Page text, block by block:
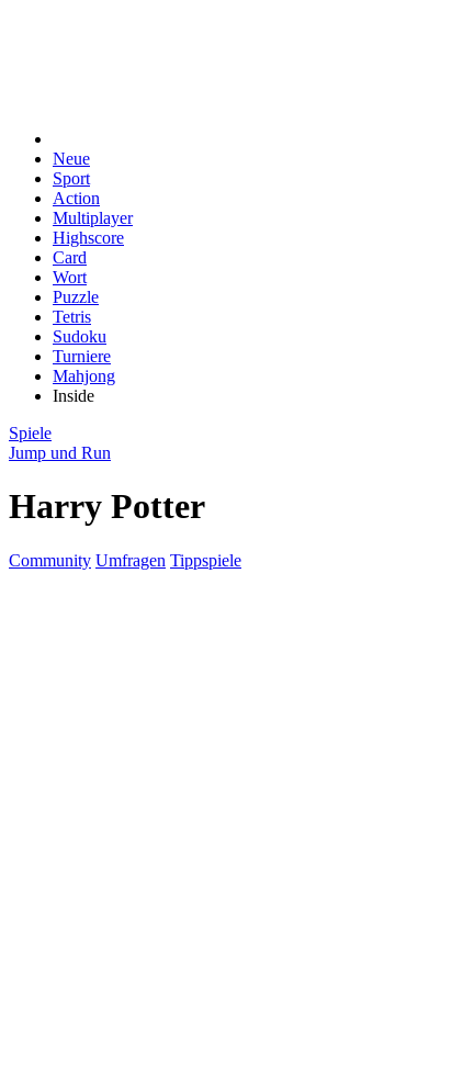
Neue
Sport
Action
Multiplayer
Highscore
Card
Wort
Puzzle
Tetris
Sudoku
Turniere
Mahjong
Inside
Spiele
Jump und Run
Harry Potter
Community Umfragen Tippspiele